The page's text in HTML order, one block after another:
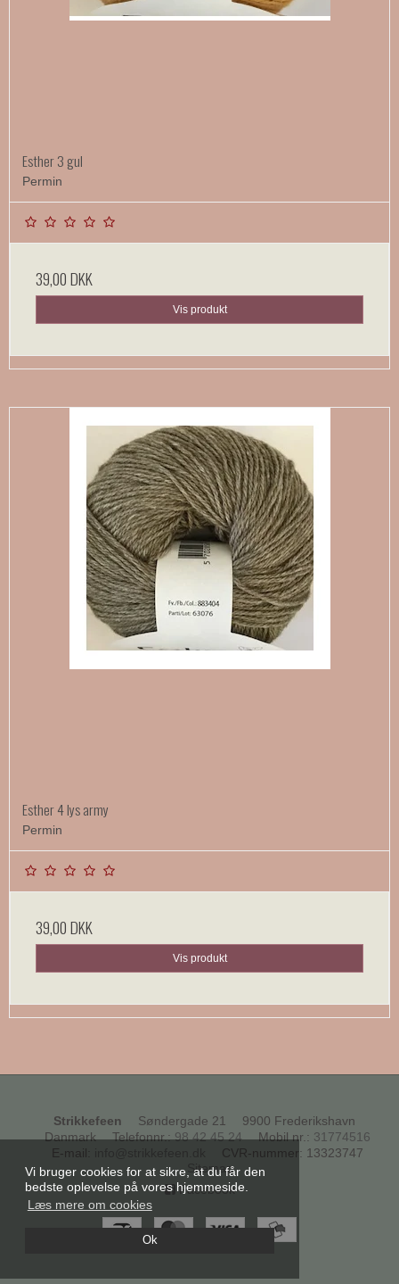
Vi bruger cookies for at sikre, at du får den
bedste oplevelse på vores hjemmeside.
Læs mere om cookies
Ok
Esther 3 gul
Permin
39,00 DKK
Vis produkt
Esther 4 lys army
Permin
39,00 DKK
Vis produkt
Strikkefeen Søndergade 21
9900 Frederikshavn
Danmark
Telefonnr.: 98 42 45 24 Mobil nr. : 31774516
E-mail
CVR-nummer: 13323747
Sitemap
Facebook